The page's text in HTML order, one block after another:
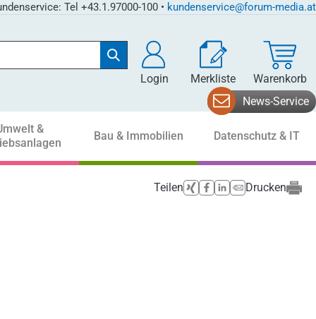
Tel +43.1.97000-100 • kundenservice@forum-media.at
Login Merkliste
Warenkorb
News-Service
&
Bau & Immobilien Datenschutz & IT
Teilen Drucken